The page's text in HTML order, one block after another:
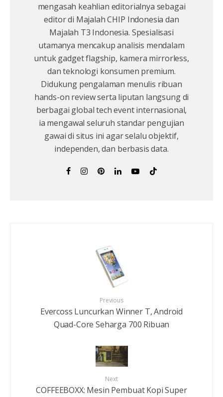
mengasah keahlian editorialnya sebagai
editor di Majalah CHIP Indonesia dan
Majalah T3 Indonesia. Spesialisasi
utamanya mencakup analisis mendalam
untuk gadget flagship, kamera mirrorless,
dan teknologi konsumen premium.
Didukung pengalaman menulis ribuan
hands-on review serta liputan langsung di
berbagai global tech event internasional,
ia mengawal seluruh standar pengujian
gawai di situs ini agar selalu objektif,
independen, dan berbasis data.
Previous
Evercoss Luncurkan Winner T, Android
Quad-Core Seharga 700 Ribuan
Next
COFFEEBOXX: Mesin Pembuat Kopi Super